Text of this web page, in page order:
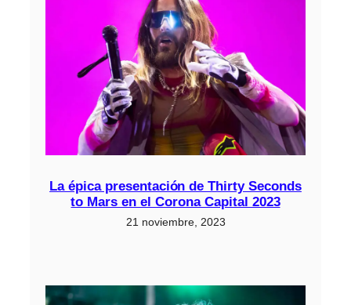
La épica presentación de Thirty Seconds
to Mars en el Corona Capital 2023
21 noviembre, 2023